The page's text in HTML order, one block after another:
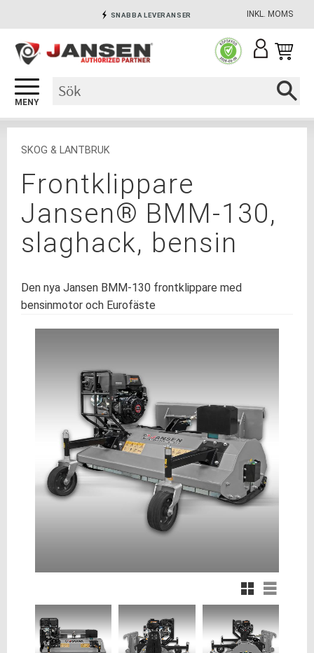
Meny
INKL. MOMS
SNABBA LEVERANSER
SÄKRA BETALNINGAR
SKOG & LANTBRUK
Frontklippare
Jansen® BMM-130,
slaghack, bensin
Den nya Jansen BMM-130 frontklippare med
bensinmotor och Eurofäste
Rutnätsvy
Listvy